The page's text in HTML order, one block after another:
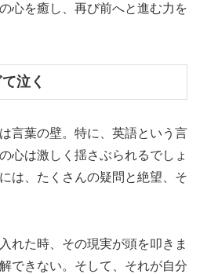
心を癒し、再び前へと進む力を
泣く
言葉の壁。特に、英語という言
心は激しく揺さぶられるでしょ
は、たくさんの疑問と絶望、そ
れた時、その現実が頭を叩きま
できない。そして、それが自分